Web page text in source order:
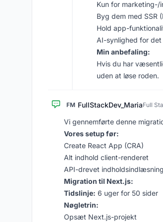
Kun for marketing-/
Byg dem med SSR
Hold app-
AI-synlighed for
Min anbefaling:
Hvis du har
uden at løse roden.
FM FullStackDev_MariaFull
Vi gennemførte denne
Vores setup før:
Create React App (CRA)
Alt indhold client-renderet
API-drevet indholdsindlæsning
Migration til Next.js:
Tidslinje: 6 uger for 50 sider
Nøgletrin:
Opsæt Next.js-projekt